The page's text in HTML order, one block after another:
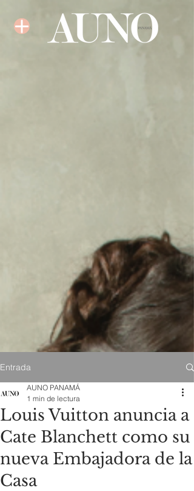
Entrada
Louis Vuitton anuncia a
Cate Blanchett como su
nueva Embajadora de la
Casa
AUNO PANAMÁ
1 min de lectura